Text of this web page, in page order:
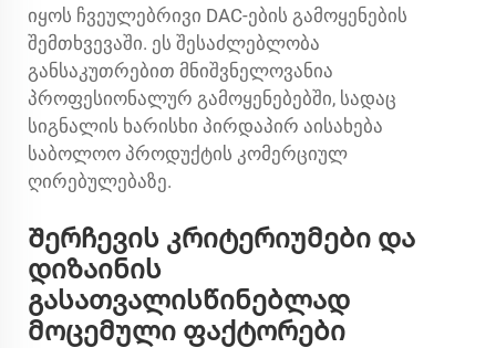
იყოს ჩვეულებრივი DAC-ების გამოყენების
შემთხვევაში. ეს შესაძლებლობა
განსაკუთრებით მნიშვნელოვანია
პროფესიონალურ გამოყენებებში, სადაც
სიგნალის ხარისხი პირდაპირ აისახება
საბოლოო პროდუქტის კომერციულ
ღირებულებაზე.
Შერჩევის კრიტერიუმები და
დიზაინის
გასათვალისწინებლად
მოცემული ფაქტორები